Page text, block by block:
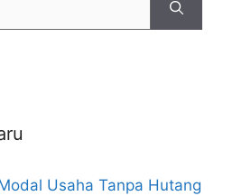
Usaha Tanpa Hutang